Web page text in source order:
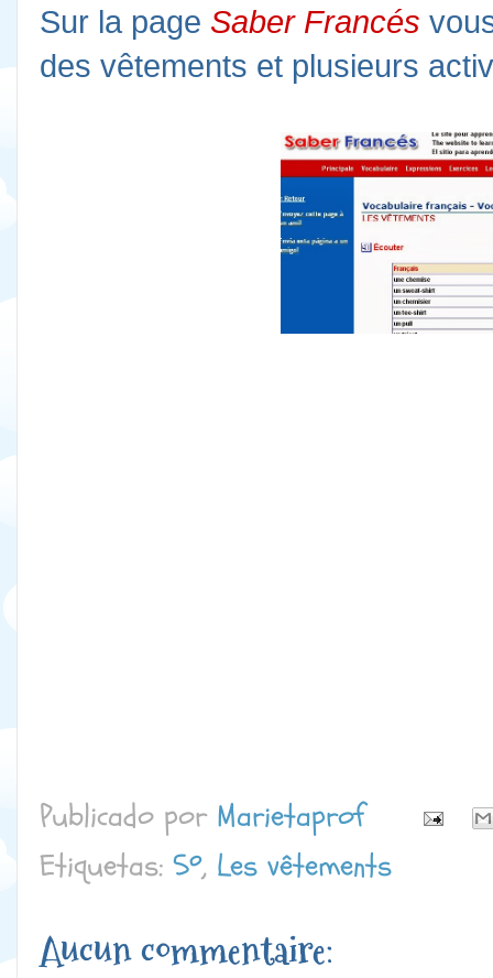
Sur la page Saber Francés
des vêtements et plusieurs
Publicado por Marietaprof
Etiquetas: 5º, Les vêtements
Aucun commentaire: